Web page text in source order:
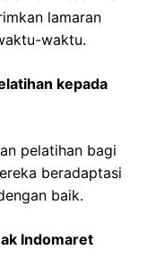
lamaran
waktu.
kepada
pelatihan bagi
beradaptasi
baik.
Indomaret